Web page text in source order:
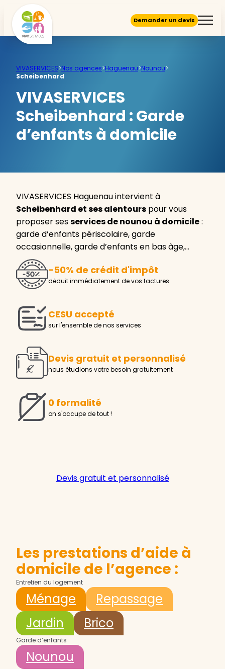
Demander un devis
VIVASERVICES>Nos agences>Haguenau>Nounou>
Scheibenhard
VIVASERVICES
Scheibenhard :Garde
d’enfants à domicile
VIVASERVICES Haguenau intervient à
Scheibenhard et ses alentours pour vous
proposer sesservices de nounou à domicile:
garde d’enfants périscolaire, garde
occasionnelle, garde d’enfants en bas âge,…
-50% de crédit d'impôt
déduit immédiatement de vos factures
CESU accepté
sur l'ensemble de nos services
Devis gratuit et personnalisé
nous étudions votre besoin gratuitement
0 formalité
on s'occupe de tout !
Devis gratuit et personnalisé
Les prestations d’aide à
domicile de l’agence :
Entretien du logement
Ménage
Repassage
Jardin
Brico
Garde d’enfants
Nounou